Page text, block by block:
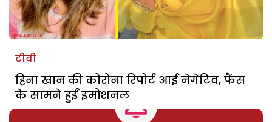
टीवी
हिना खान की कोरोना रिपोर्ट आई नेगेटिव, फैंस
के सामने हुईं इमोशनल